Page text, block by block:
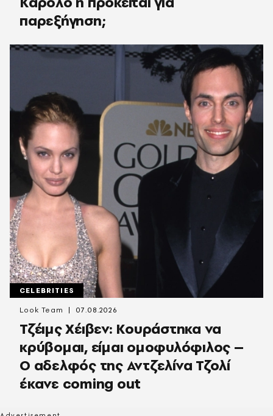
παρεξήγηση;
CELEBRITIES
Τζέιμς Χέιβεν: Κουράστηκα να
κρύβομαι, είμαι ομοφυλόφιλος –
Ο αδελφός της Αντζελίνα Τζολί
έκανε coming out
Look Team 07.08.2026